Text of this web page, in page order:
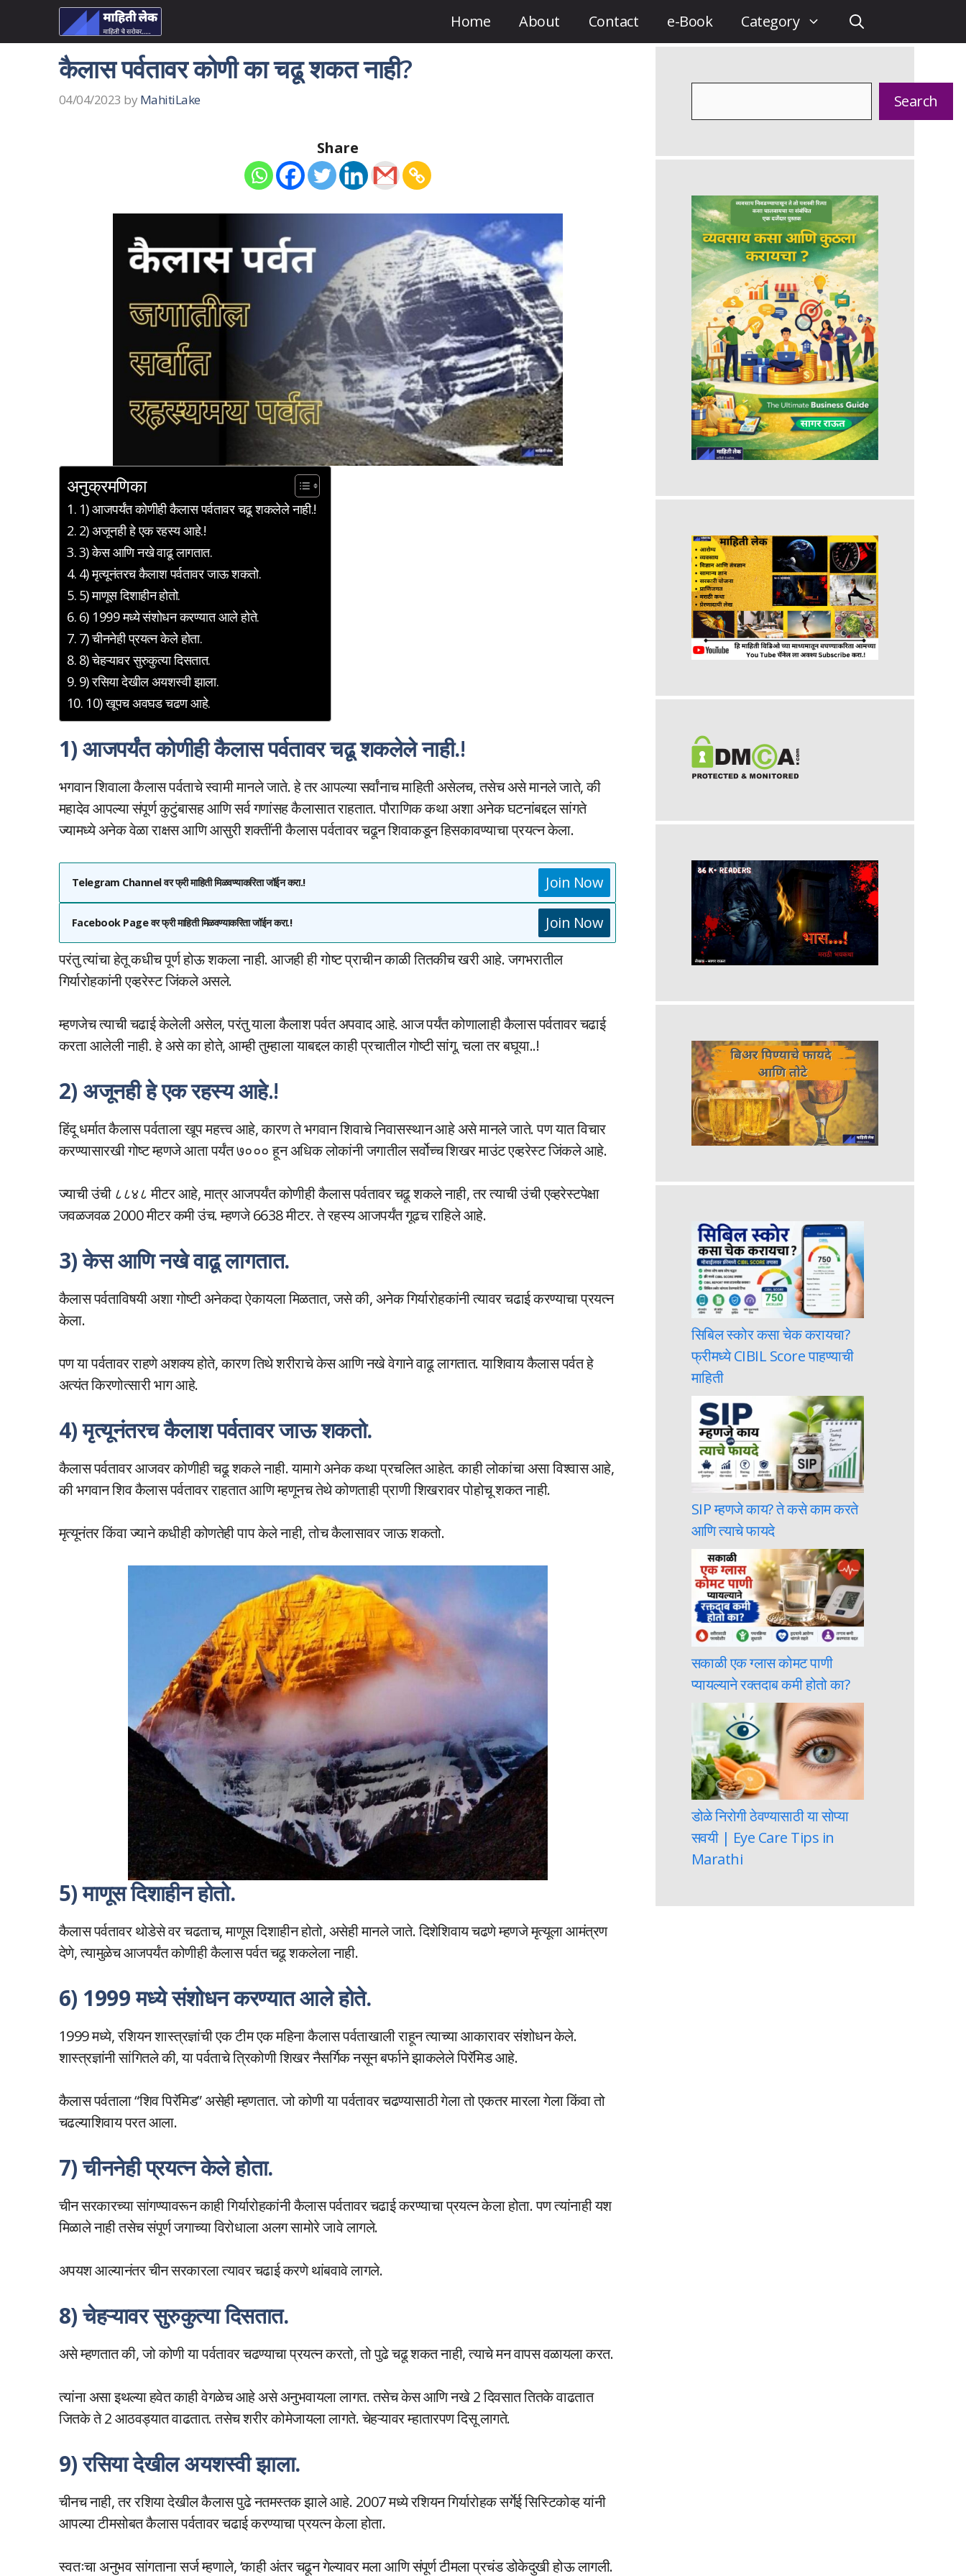
Home About Contact e-Book Category
कैलास पर्वतावर कोणी का चढू शकत नाही?
04/04/2023 by MahitiLake
Share
अनुक्रमणिका
1) आजपर्यंत कोणीही कैलास पर्वतावर चढू शकलेले नाही.!
2) अजूनही हे एक रहस्य आहे.!
3) केस आणि नखे वाढू लागतात.
4) मृत्यूनंतरच कैलाश पर्वतावर जाऊ शकतो.
5) माणूस दिशाहीन होतो.
6) 1999 मध्ये संशोधन करण्यात आले होते.
7) चीननेही प्रयत्न केले होता.
8) चेहऱ्यावर सुरुकुत्या दिसतात.
9) रसिया देखील अयशस्वी झाला.
10) खूपच अवघड चढण आहे.
1) आजपर्यंत कोणीही कैलास पर्वतावर चढू शकलेले नाही.!
भगवान शिवाला कैलास पर्वताचे स्वामी मानले जाते. हे तर आपल्या सर्वांनाच माहिती असेलच, तसेच असे मानले जाते, की
महादेव आपल्या संपूर्ण कुटुंबासह आणि सर्व गणांसह कैलासात राहतात. पौराणिक कथा अशा अनेक घटनांबद्दल सांगते
ज्यामध्ये अनेक वेळा राक्षस आणि आसुरी शक्तींनी कैलास पर्वतावर चढून शिवाकडून हिसकावण्याचा प्रयत्न केला.
Telegram Channel वर फ्री माहिती मिळवण्याकरिता जॉईन करा.! Join Now
Facebook Page वर फ्री माहिती मिळवण्याकरिता जॉईन करा.!
Join Now
परंतु त्यांचा हेतू कधीच पूर्ण होऊ शकला नाही. आजही ही गोष्ट प्राचीन काळी तितकीच खरी आहे. जगभरातील
गिर्यारोहकांनी एव्हरेस्ट जिंकले असले.
म्हणजेच त्याची चढाई केलेली असेल, परंतु याला कैलाश पर्वत अपवाद आहे. आज पर्यंत कोणालाही कैलास पर्वतावर चढाई
करता आलेली नाही. हे असे का होते, आम्ही तुम्हाला याबद्दल काही प्रचातील गोष्टी सांगू. चला तर बघूया..!
2) अजूनही हे एक रहस्य आहे.!
हिंदू धर्मात कैलास पर्वताला खूप महत्त्व आहे, कारण ते भगवान शिवाचे निवासस्थान आहे असे मानले जाते. पण यात विचार
करण्यासारखी गोष्ट म्हणजे आता पर्यंत ७००० हून अधिक लोकांनी जगातील सर्वोच्च शिखर माउंट एव्हरेस्ट जिंकले आहे.
ज्याची उंची ८८४८ मीटर आहे, मात्र आजपर्यंत कोणीही कैलास पर्वतावर चढू शकले नाही, तर त्याची उंची एव्हरेस्टपेक्षा
जवळजवळ 2000 मीटर कमी उंच. म्हणजे 6638 मीटर. ते रहस्य आजपर्यंत गूढच राहिले आहे.
3) केस आणि नखे वाढू लागतात.
कैलास पर्वताविषयी अशा गोष्टी अनेकदा ऐकायला मिळतात, जसे की, अनेक गिर्यारोहकांनी त्यावर चढाई करण्याचा प्रयत्न
केला.
पण या पर्वतावर राहणे अशक्य होते, कारण तिथे शरीराचे केस आणि नखे वेगाने वाढू लागतात. याशिवाय कैलास पर्वत हे
अत्यंत किरणोत्सारी भाग आहे.
4) मृत्यूनंतरच कैलाश पर्वतावर जाऊ शकतो.
कैलास पर्वतावर आजवर कोणीही चढू शकले नाही. यामागे अनेक कथा प्रचलित आहेत. काही लोकांचा असा विश्वास आहे,
की भगवान शिव कैलास पर्वतावर राहतात आणि म्हणूनच तेथे कोणताही प्राणी शिखरावर पोहोचू शकत नाही.
मृत्यूनंतर किंवा ज्याने कधीही कोणतेही पाप केले नाही, तोच कैलासावर जाऊ शकतो.
5) माणूस दिशाहीन होतो.
कैलास पर्वतावर थोडेसे वर चढताच, माणूस दिशाहीन होतो, असेही मानले जाते. दिशेशिवाय चढणे म्हणजे मृत्यूला आमंत्रण
देणे, त्यामुळेच आजपर्यंत कोणीही कैलास पर्वत चढू शकलेला नाही.
6) 1999 मध्ये संशोधन करण्यात आले होते.
1999 मध्ये, रशियन शास्त्रज्ञांची एक टीम एक महिना कैलास पर्वताखाली राहून त्याच्या आकारावर संशोधन केले.
शास्त्रज्ञांनी सांगितले की, या पर्वताचे त्रिकोणी शिखर नैसर्गिक नसून बर्फाने झाकलेले पिरॅमिड आहे.
कैलास पर्वताला “शिव पिरॅमिड” असेही म्हणतात. जो कोणी या पर्वतावर चढण्यासाठी गेला तो एकतर मारला गेला किंवा तो
चढल्याशिवाय परत आला.
7) चीननेही प्रयत्न केले होता.
चीन सरकारच्या सांगण्यावरून काही गिर्यारोहकांनी कैलास पर्वतावर चढाई करण्याचा प्रयत्न केला होता. पण त्यांनाही यश
मिळाले नाही तसेच संपूर्ण जगाच्या विरोधाला अलग सामोरे जावे लागले.
अपयश आल्यानंतर चीन सरकारला त्यावर चढाई करणे थांबवावे लागले.
8) चेहऱ्यावर सुरुकुत्या दिसतात.
असे म्हणतात की, जो कोणी या पर्वतावर चढण्याचा प्रयत्न करतो, तो पुढे चढू शकत नाही, त्याचे मन वापस वळायला करत.
त्यांना असा इथल्या हवेत काही वेगळेच आहे असे अनुभवायला लागत. तसेच केस आणि नखे 2 दिवसात तितके वाढतात
जितके ते 2 आठवड्यात वाढतात. तसेच शरीर कोमेजायला लागते. चेहऱ्यावर म्हातारपण दिसू लागते.
9) रसिया देखील अयशस्वी झाला.
चीनच नाही, तर रशिया देखील कैलास पुढे नतमस्तक झाले आहे. 2007 मध्ये रशियन गिर्यारोहक सर्गेई सिस्टिकोव्ह यांनी
आपल्या टीमसोबत कैलास पर्वतावर चढाई करण्याचा प्रयत्न केला होता.
स्वतःचा अनुभव सांगताना सर्ज म्हणाले, ‘काही अंतर चढून गेल्यावर मला आणि संपूर्ण टीमला प्रचंड डोकेदुखी होऊ लागली.
Search
सिबिल स्कोर कसा चेक करायचा?
फ्रीमध्ये CIBIL Score पाहण्याची
माहिती
SIP म्हणजे काय? ते कसे काम करते
आणि त्याचे फायदे
सकाळी एक ग्लास कोमट पाणी
प्यायल्याने रक्तदाब कमी होतो का?
डोळे निरोगी ठेवण्यासाठी या सोप्या
सवयी | Eye Care Tips in
Marathi